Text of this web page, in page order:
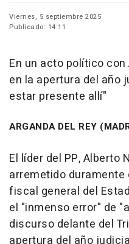
Viernes, 5 septiembre 2025
Publicado: 14:11
En un acto político
en la apertura del año
estar presente allí"
ARGANDA DEL REY
El líder del PP, Alberto
arremetido
fiscal general del
el "inmenso error" de
discurso delante del
apertura del año